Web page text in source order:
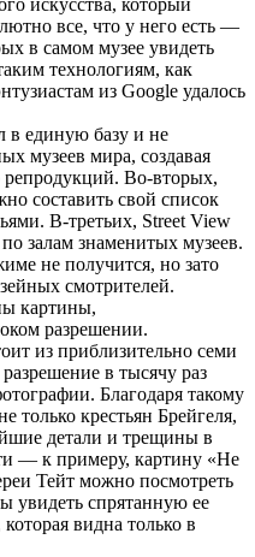
все, что у него есть —
в самом музее увидеть
технологиям, как
из Google удалось
в единую базу и не
музеев мира, создавая
репродукций. Во-вторых,
составить свой список
В-третьих, Street View
залам знаменитых музеев.
не получится, но зато
смотрителей.
картины,
разрешении.
из приблизительно семи
в тысячу раз
Благодаря такому
только крестьян Брейгеля,
детали и трещины в
— к примеру, картину «Не
Тейт можно посмотреть
увидеть спрятанную ее
видна только в